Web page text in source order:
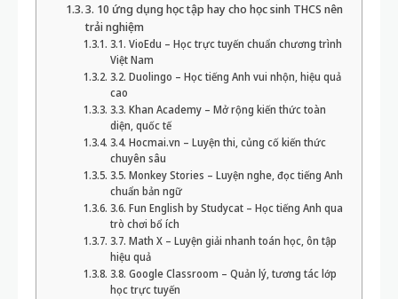
3. 10 ứng dụng học tập hay cho học sinh THCS nên
trải nghiệm
3.1. VioEdu – Học trực tuyến chuẩn chương trình
Việt Nam
3.2. Duolingo – Học tiếng Anh vui nhộn, hiệu quả
cao
3.3. Khan Academy – Mở rộng kiến thức toàn
diện, quốc tế
3.4. Hocmai.vn – Luyện thi, củng cố kiến thức
chuyên sâu
3.5. Monkey Stories – Luyện nghe, đọc tiếng Anh
chuẩn bản ngữ
3.6. Fun English by Studycat – Học tiếng Anh qua
trò chơi bổ ích
3.7. Math X – Luyện giải nhanh toán học, ôn tập
hiệu quả
3.8. Google Classroom – Quản lý, tương tác lớp
học trực tuyến